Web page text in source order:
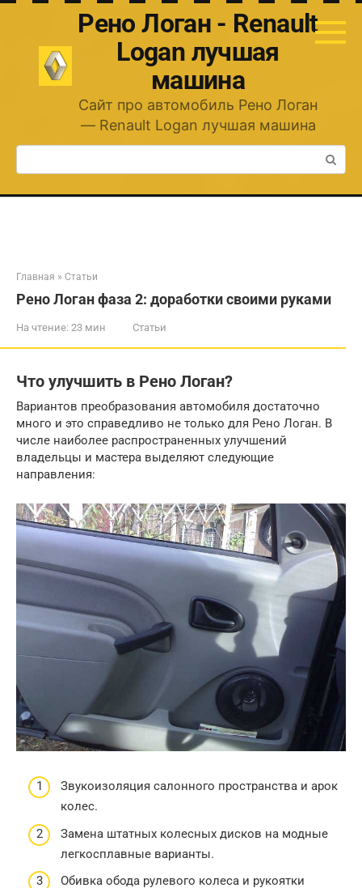
Перейти
Рено Логан - Renault
Logan лучшая
машина
Сайт про автомобиль Рено Логан
— Renault Logan лучшая машина
Поиск:
Главная » Статьи
Рено Логан фаза 2: доработки своими руками
На чтение: 23 мин Статьи
Что улучшить в Рено Логан?
Вариантов преобразования автомобиля достаточно
много и это справедливо не только для Рено Логан. В
числе наиболее распространенных улучшений
владельцы и мастера выделяют следующие
направления:
Звукоизоляция салонного пространства и арок
колес.
Замена штатных колесных дисков на модные
легкосплавные варианты.
Обивка обода рулевого колеса и рукоятки